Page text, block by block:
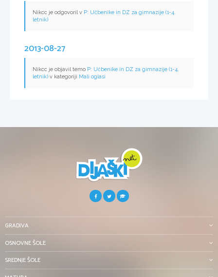
Nikcc je odgovoril v P: Učbenike in DZ za gimnazije (1-4.
letnik)
2013-08-27
Nikcc je objavil temo P: Učbenike in DZ za gimnazije (1-4.
letnik) v kategoriji Mali oglasi
GRADIVA
OSNOVNE ŠOLE
SREDNJE ŠOLE